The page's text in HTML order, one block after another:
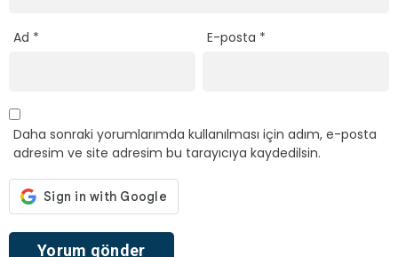
Ad * E-posta *
Daha sonraki yorumlarımda kullanılması için adım, e-posta
adresim ve site adresim bu tarayıcıya kaydedilsin.